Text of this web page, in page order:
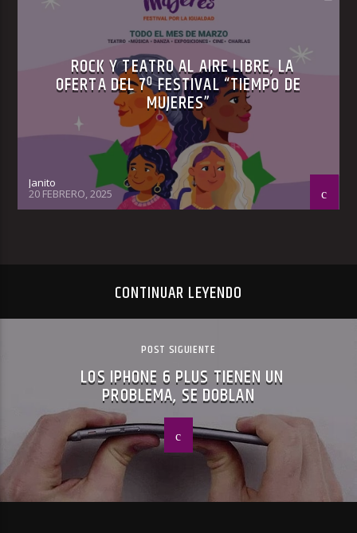
ROCK Y TEATRO AL AIRE LIBRE, LA
OFERTA DEL 7º FESTIVAL “TIEMPO DE
MUJERES”
Janito
20 FEBRERO, 2025
CONTINUAR LEYENDO
POST SIGUIENTE
LOS IPHONE 6 PLUS TIENEN UN
PROBLEMA, SE DOBLAN